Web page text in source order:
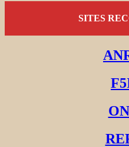
SITES